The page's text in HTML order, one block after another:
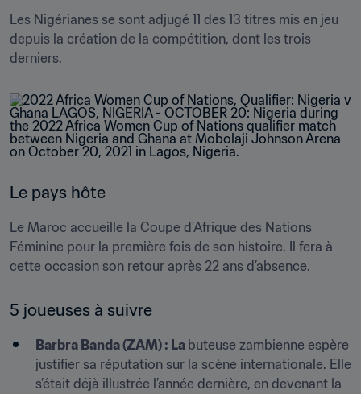
Les Nigérianes se sont adjugé 11 des 13 titres mis en jeu
depuis la création de la compétition, dont les trois
derniers.
Le pays hôte
Le Maroc accueille la Coupe d’Afrique des Nations
Féminine pour la première fois de son histoire. Il fera à
cette occasion son retour après 22 ans d’absence.
5 joueuses à suivre
Barbra Banda (ZAM) : La buteuse zambienne espère
justifier sa réputation sur la scène internationale. Elle
s’était déjà illustrée l’année dernière, en devenant la